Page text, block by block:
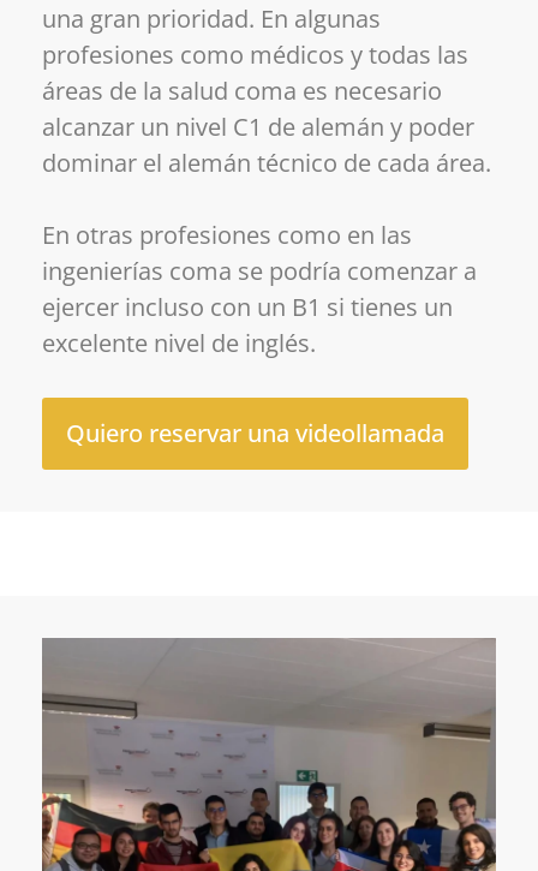
una gran prioridad. En algunas
profesiones como médicos y todas las
áreas de la salud coma es necesario
alcanzar un nivel C1 de alemán y poder
dominar el alemán técnico de cada área.
En otras profesiones como en las
ingenierías coma se podría comenzar a
ejercer incluso con un B1 si tienes un
excelente nivel de inglés.
Quiero reservar una videollamada